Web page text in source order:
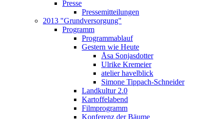
Presse
Pressemitteilungen
2013 "Grundversorgung"
Programm
Programmablauf
Gestern wie Heute
Åsa Sonjasdotter
Ulrike Kremeier
atelier havelblick
Simone Tippach-Schneider
Landkultur 2.0
Kartoffelabend
Filmprogramm
Konferenz der Bäume